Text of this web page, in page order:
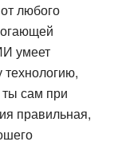
любого
умеет
технологию,
сам при
правильная,